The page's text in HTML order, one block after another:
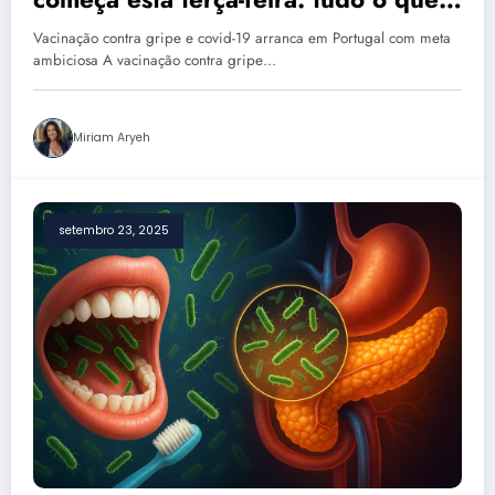
precisa saber para se proteger antes
do Natal
Vacinação contra gripe e covid-19 arranca em Portugal com meta
ambiciosa A vacinação contra gripe…
Miriam Aryeh
setembro 23, 2025